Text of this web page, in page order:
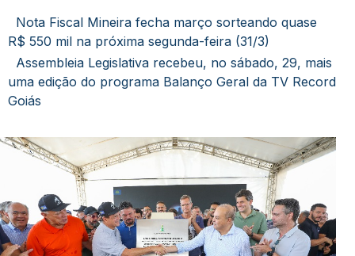
Nota Fiscal Mineira fecha março sorteando quase
R$ 550 mil na próxima segunda-feira (31/3)
Assembleia Legislativa recebeu, no sábado, 29, mais
uma edição do programa Balanço Geral da TV Record
Goiás